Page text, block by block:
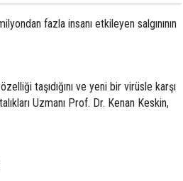
fazla insanı etkileyen salgınının
taşıdığını ve yeni bir virüsle karşı
Uzmanı Prof. Dr. Kenan Keskin,